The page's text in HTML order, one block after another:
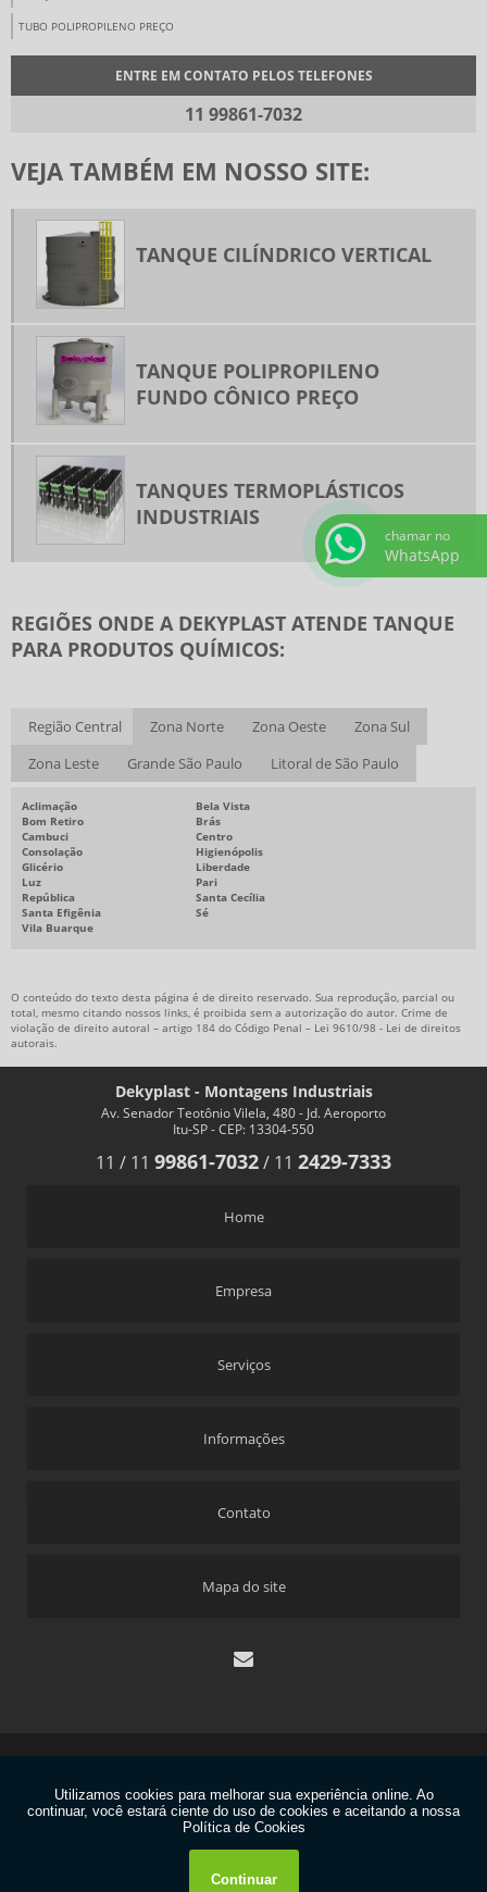
contato@dekyplast.com.br
TUBO POLIPROPILENO PREÇO
ENTRE EM CONTATO PELOS TELEFONES
11 99861-7032
VEJA TAMBÉM EM NOSSO SITE:
TANQUE CILÍNDRICO VERTICAL
TANQUE POLIPROPILENO
FUNDO CÔNICO PREÇO
TANQUES TERMOPLÁSTICOS
INDUSTRIAIS
REGIÕES ONDE A DEKYPLAST ATENDE TANQUE
PARA PRODUTOS QUÍMICOS:
Região Central Zona Norte Zona Oeste
Zona Sul
Zona Leste
Grande São Paulo Litoral de São Paulo
Aclimação
Bela Vista
Bom Retiro
Brás
Cambuci
Centro
Consolação
Higienópolis
Glicério
Liberdade
Luz
Pari
República
Santa Cecília
Santa Efigênia
Sé
Vila Buarque
O conteúdo do texto desta página é de direito reservado. Sua reprodução, parcial ou
total, mesmo citando nossos links, é proibida sem a autorização do autor. Crime de
violação de direito autoral – artigo 184 do Código Penal – Lei 9610/98 - Lei de direitos
autorais.
Dekyplast - Montagens Industriais
Av. Senador Teotônio Vilela, 480 - Jd. Aeroporto
Itu-SP - CEP: 13304-550
11 / 11 99861-7032/ 11 2429-7333
Home
Empresa
Serviços
Informações
Contato
Mapa do site
chamar no
WhatsApp
W3C
W3C